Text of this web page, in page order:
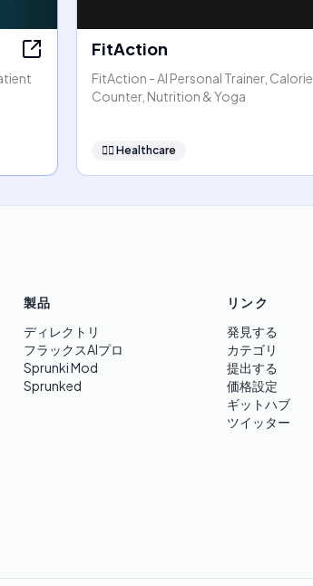
FitAction
FitAction - AI Personal Trainer, Calorie
Counter, Nutrition & Yoga
👩‍⚕️ Healthcare
製品
ディレクトリ
フラックスAIプロ
Sprunki Mod
Sprunked
リンク
発見する
カテゴリ
提出する
価格設定
ギットハブ
ツイッター